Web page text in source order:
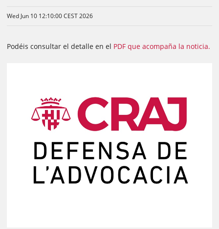
Wed Jun 10 12:10:00 CEST 2026
Podéis consultar el detalle en el PDF que acompaña la noticia.